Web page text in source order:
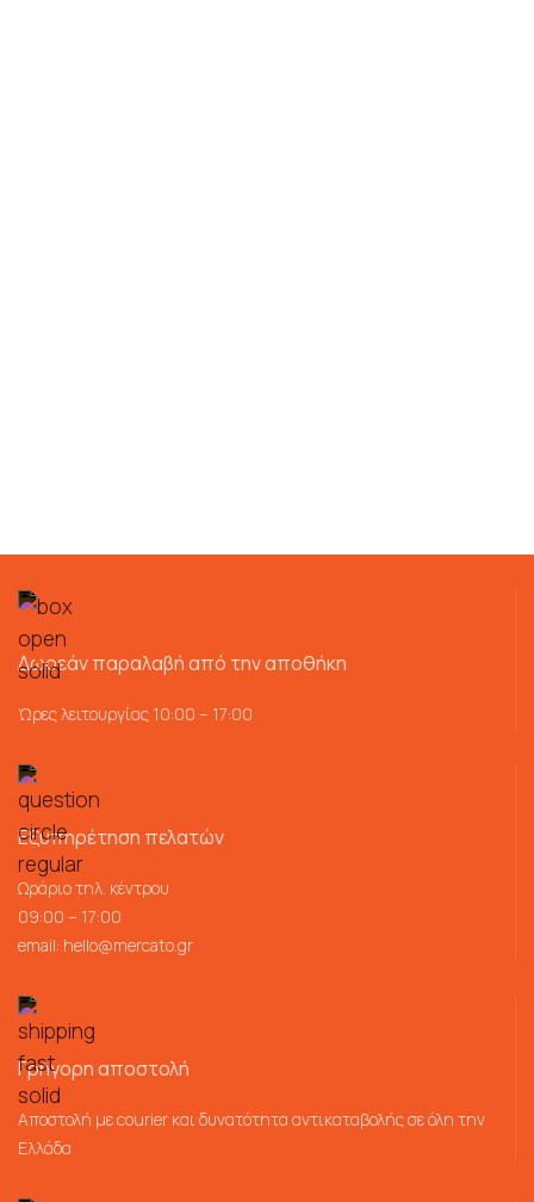
Δωρεάν παραλαβή από την αποθήκη
Ώρες λειτουργίας 10:00 – 17:00
Εξυπηρέτηση πελατών
Ωράριο τηλ. κέντρου
09:00 – 17:00
email: hello@mercato.gr
Γρήγορη αποστολή
Αποστολή με courier και δυνατότητα αντικαταβολής σε όλη την
Ελλάδα